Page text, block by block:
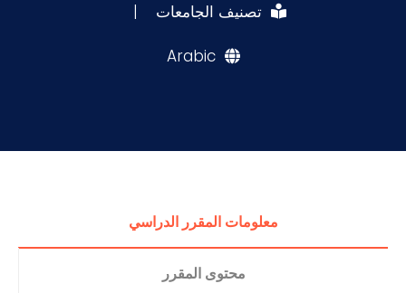
تصنيف الجامعات |
Arabic
معلومات المقرر الدراسي
محتوى المقرر